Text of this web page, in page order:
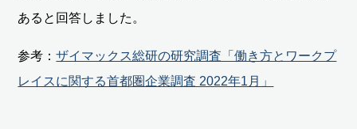
あると回答しました。
参考：ザイマックス総研の研究調査「働き方とワークプ
レイスに関する首都圏企業調査 2022年1月」